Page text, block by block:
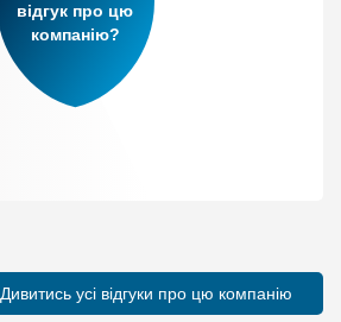
відгук про цю
компанію?
Дивитись усі відгуки про цю компанію